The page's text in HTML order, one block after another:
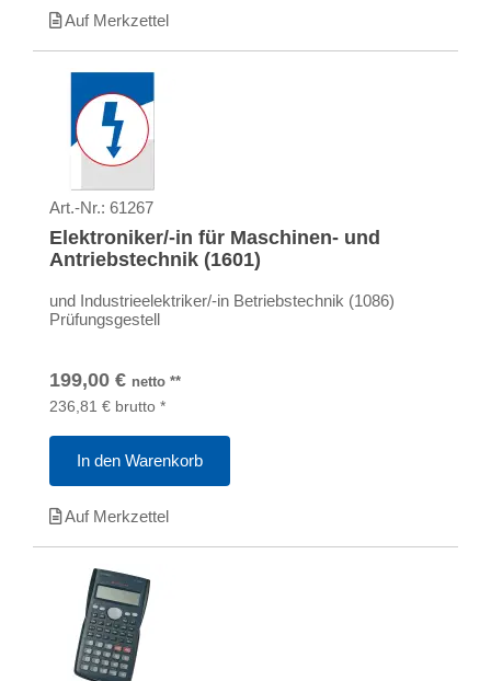
Auf Merkzettel
Art.-Nr.: 61267
Elektroniker/-in für Maschinen- und
Antriebstechnik (1601)
und Industrieelektriker/-in Betriebstechnik (1086)
Prüfungsgestell
199,00 € netto **
236,81 € brutto *
In den Warenkorb
Auf Merkzettel